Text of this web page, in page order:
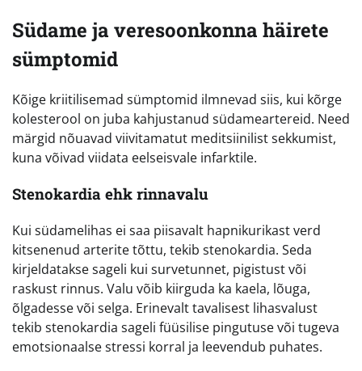
Südame ja veresoonkonna häirete
sümptomid
Kõige kriitilisemad sümptomid ilmnevad siis, kui kõrge
kolesterool on juba kahjustanud südameartereid. Need
märgid nõuavad viivitamatut meditsiinilist sekkumist,
kuna võivad viidata eelseisvale infarktile.
Stenokardia ehk rinnavalu
Kui südamelihas ei saa piisavalt hapnikurikast verd
kitsenenud arterite tõttu, tekib stenokardia. Seda
kirjeldatakse sageli kui survetunnet, pigistust või
raskust rinnus. Valu võib kiirguda ka kaela, lõuga,
õlgadesse või selga. Erinevalt tavalisest lihasvalust
tekib stenokardia sageli füüsilise pingutuse või tugeva
emotsionaalse stressi korral ja leevendub puhates.